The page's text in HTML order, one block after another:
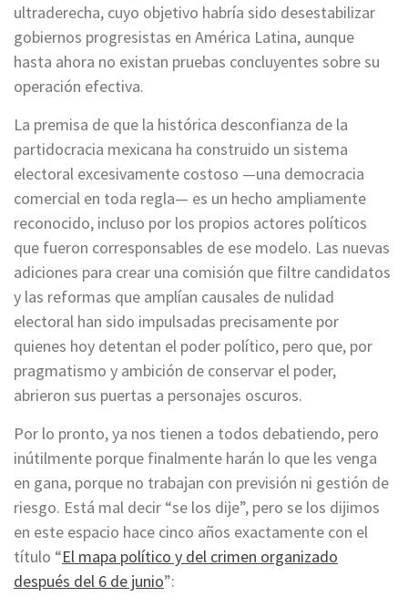
ultraderecha, cuyo objetivo habría sido desestabilizar
gobiernos progresistas en América Latina, aunque
hasta ahora no existan pruebas concluyentes sobre su
operación efectiva.
La premisa de que la histórica desconfianza de la
partidocracia mexicana ha construido un sistema
electoral excesivamente costoso —una democracia
comercial en toda regla— es un hecho ampliamente
reconocido, incluso por los propios actores políticos
que fueron corresponsables de ese modelo. Las nuevas
adiciones para crear una comisión que filtre candidatos
y las reformas que amplían causales de nulidad
electoral han sido impulsadas precisamente por
quienes hoy detentan el poder político, pero que, por
pragmatismo y ambición de conservar el poder,
abrieron sus puertas a personajes oscuros.
Por lo pronto, ya nos tienen a todos debatiendo, pero
inútilmente porque finalmente harán lo que les venga
en gana, porque no trabajan con previsión ni gestión de
riesgo. Está mal decir “se los dije”, pero se los dijimos
en este espacio hace cinco años exactamente con el
título “El mapa político y del crimen organizado
después del 6 de junio”: